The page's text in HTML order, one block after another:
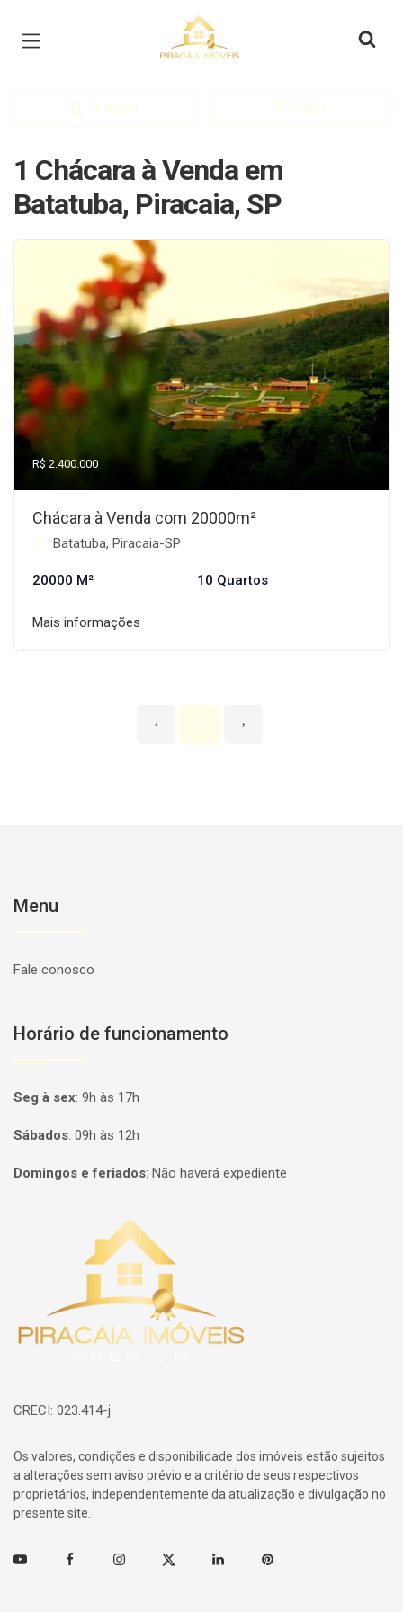
Página inicial
Ordenar Filtrar
1 Chácara à Venda em
Batatuba, Piracaia, SP
R$ 2.400.000
Chácara à Venda com 20000m²
Batatuba, Piracaia-SP
20000 M² 10 Quartos
Mais informações
‹ 1 ›
Menu
Fale conosco
Horário de funcionamento
Seg à sex: 9h às 17h
Sábados: 09h às 12h
Domingos e feriados: Não haverá expediente
Página inicial
CRECI: 023.414-j
Os valores, condições e disponibilidade dos imóveis estão sujeitos
a alterações sem aviso prévio e a critério de seus respectivos
proprietários, independentemente da atualização e divulgação no
presente site.
Youtube FacebookInstagramTwitter Linkedin Pinterest